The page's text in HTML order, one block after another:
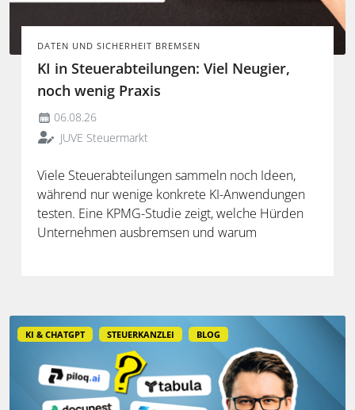
DATEN UND SICHERHEIT BREMSEN
KI in Steuerabteilungen: Viel Neugier,
noch wenig Praxis
06.08.26
JUVE Steuermarkt
Viele Steuerabteilungen sammeln noch Ideen,
während nur wenige konkrete KI-Anwendungen
testen. Eine KPMG-Studie zeigt, welche Hürden
Unternehmen ausbremsen und warum
KI & CHATGPT STEUERKANZLEI BLOG